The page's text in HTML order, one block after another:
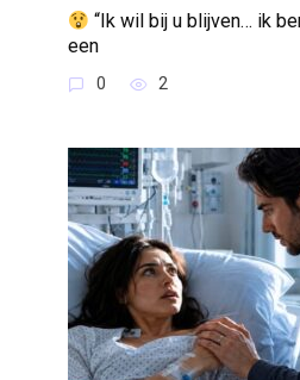
“Ik wil bij u blijven… ik
een
0 2